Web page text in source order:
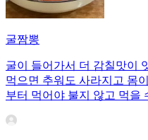
굴짬뽕
굴이 들어가서 더 감칠맛이
먹으면 추워도 사라지고 몸
부터 먹어야 불지 않고 먹을